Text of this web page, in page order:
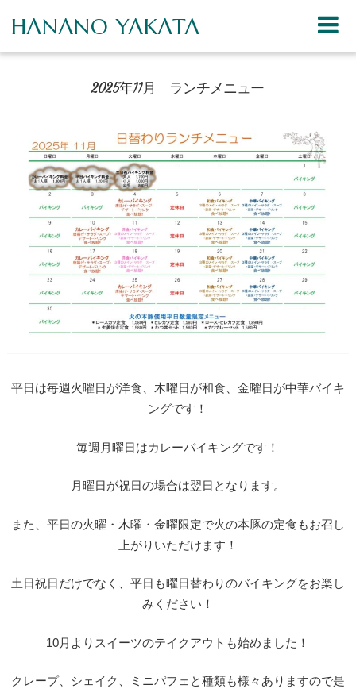
HANANO YAKATA
2025年11月 ランチメニュー
平日は毎週火曜日が洋食、木曜日が和食、金曜日が中華バイキ
ングです！
毎週月曜日はカレーバイキングです！
月曜日が祝日の場合は翌日となります。
また、平日の火曜・木曜・金曜限定で火の本豚の定食もお召し
上がりいただけます！
土日祝日だけでなく、平日も曜日替わりのバイキングをお楽し
みください！
10月よりスイーツのテイクアウトも始めました！
クレープ、シェイク、ミニパフェと種類も様々ありますので是